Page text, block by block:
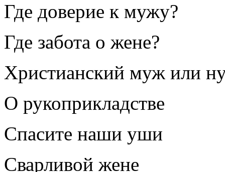
Где доверие к мужу?
Где забота о жене?
Христианский муж или
О рукоприкладстве
Спасите наши уши
Сварливой жене